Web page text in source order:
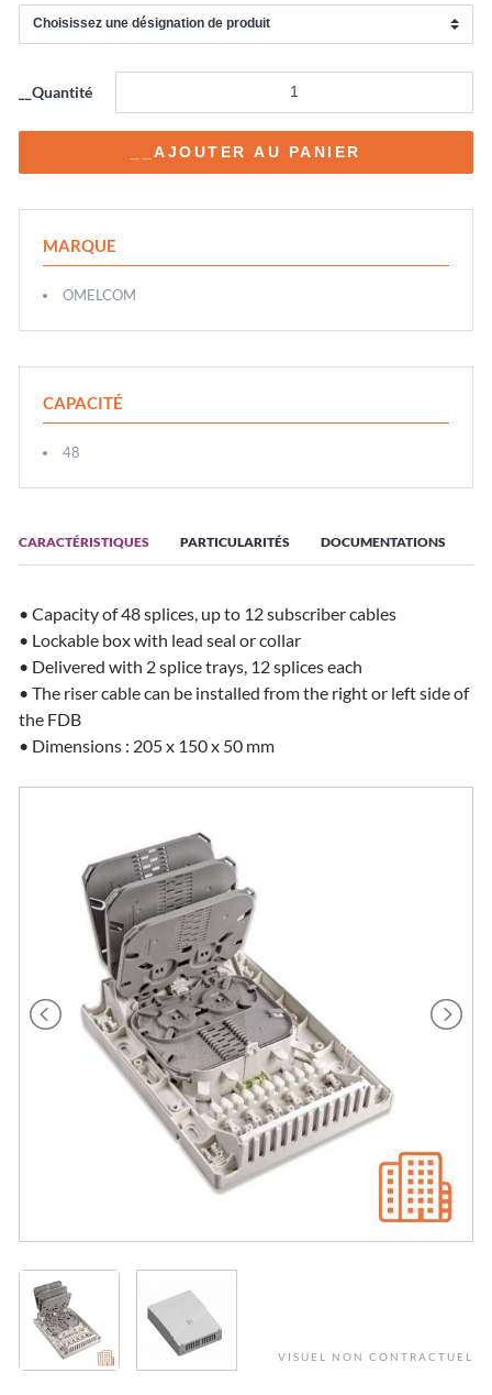
CARACTÉRISTIQUES PARTICULARITÉS DOCUMENTATIONS
• Capacity of 48 splices, up to 12 subscriber cables
• Lockable box with lead seal or collar
• Delivered with 2 splice trays, 12 splices each
• The riser cable can be installed from the right or left side of
the FDB
• Dimensions : 205 x 150 x 50 mm
VISUEL NON CONTRACTUEL
__Quantité
MARQUE
OMELCOM
CAPACITÉ
48